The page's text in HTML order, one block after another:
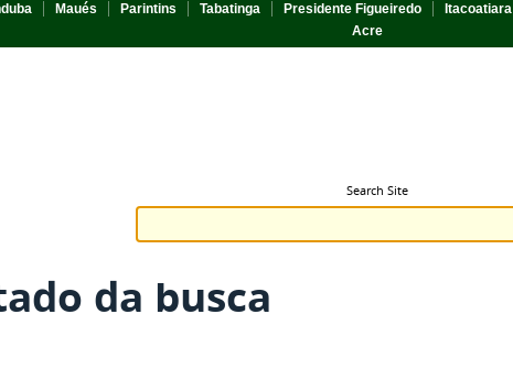
Maués Parintins Tabatinga Presidente Figueiredo Itacoatiara
Acre
Search Site
da busca